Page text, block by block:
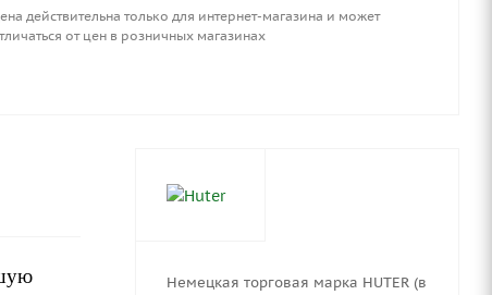
действительна только для интернет-магазина и может
от цен в розничных магазинах
Немецкая торговая марка HUTER (в